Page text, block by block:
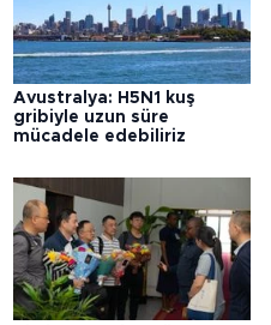
Avustralya: H5N1 kuş
gribiyle uzun süre
mücadele edebiliriz